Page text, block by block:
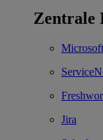
Zentrale
Jira